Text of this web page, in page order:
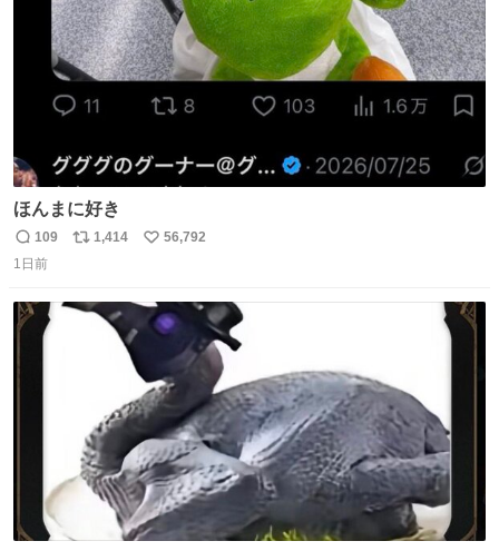
ほんまに好き
返
信
109
リ
ト
1,414
い
数
56,792
1日前